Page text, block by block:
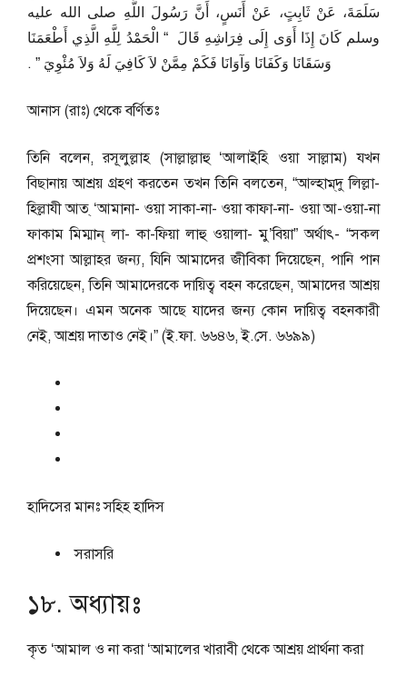
سَلَمَةَ، عَنْ ثَابِتٍ، عَنْ أَنَسٍ، أَنَّ رَسُولَ اللَّهِ صلى الله عليه
وسلم كَانَ إِذَا أَوَى إِلَى فِرَاشِهِ قَالَ ‏ “‏ الْحَمْدُ لِلَّهِ الَّذِي أَطْعَمَنَا
وَسَقَانَا وَكَفَانَا وَآوَانَا فَكَمْ مِمَّنْ لاَ كَافِيَ لَهُ وَلاَ مُئْوِيَ ‏”‏ ‏.‏
আনাস (রাঃ) থেকে বর্ণিতঃ
তিনি বলেন, রসূলুল্লাহ (সাল্লাল্লাহু ‘আলাইহি ওয়া সাল্লাম) যখন
বিছানায় আশ্রয় গ্রহণ করতেন তখন তিনি বলতেন, “আল্হাম্‌দু লিল্লা-
হিল্লাযী আত্ ‘আমানা- ওয়া সাকা-না- ওয়া কাফা-না- ওয়া আ-ওয়া-না
ফাকাম মিম্মান্ লা- কা-ফিয়া লাহু ওয়ালা- মু’বিয়া” অর্থাৎ- “সকল
প্রশংসা আল্লাহর জন্য, যিনি আমাদের জীবিকা দিয়েছেন, পানি পান
করিয়েছেন, তিনি আমাদেরকে দায়িত্ব বহন করেছেন, আমাদের আশ্রয়
দিয়েছেন। এমন অনেক আছে যাদের জন্য কোন দায়িত্ব বহনকারী
নেই, আশ্রয় দাতাও নেই।” (ই.ফা. ৬৬৪৬, ই.সে. ৬৬৯৯)
হাদিসের মানঃসহিহ হাদিস
সরাসরি
১৮. অধ্যায়ঃ
কৃত ‘আমাল ও না করা ‘আমালের খারাবী থেকে আশ্রয় প্রার্থনা করা